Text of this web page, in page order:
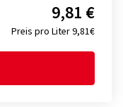
Preis pro Liter 9,81€
9,81 €